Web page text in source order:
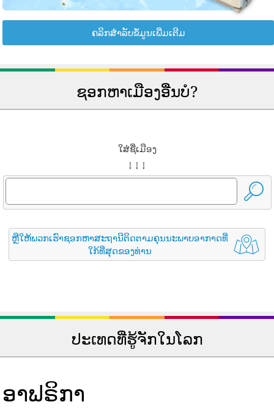
ຄລິກສຳລັບຂໍ້ມູນເພີ່ມເຕີມ
ຊອກຫາເມືອງອື່ນບໍ?
ໃສ່ຊື່ເມືອງ
↓ ↓ ↓
ຫຼືໃຫ້ພວກເຮົາຊອກຫາສະຖານີຕິດຕາມຄຸນນະພາບອາກາດທີ່
ໃກ້ທີ່ສຸດຂອງທ່ານ
ປະເທດທີ່ຮູ້ຈັກໃນໂລກ
ອາຟຣິກາ